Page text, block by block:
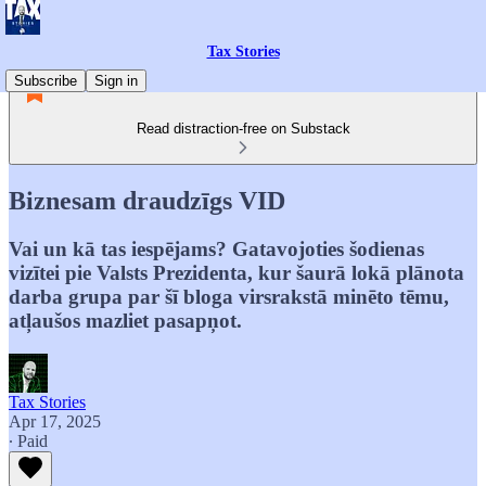
Tax Stories
Subscribe
Sign in
Read distraction-free on Substack
Biznesam draudzīgs VID
Vai un kā tas iespējams? Gatavojoties šodienas
vizītei pie Valsts Prezidenta, kur šaurā lokā plānota
darba grupa par šī bloga virsrakstā minēto tēmu,
atļaušos mazliet pasapņot.
Tax Stories
Apr 17, 2025
∙ Paid